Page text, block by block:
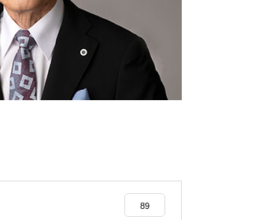
「冷えは万病の元」産前産後の
赤ちゃんやお母さんを守りた
い。経皮毒について考えてみま
89